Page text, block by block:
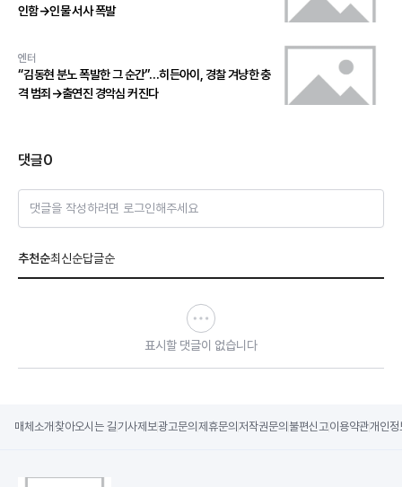
인함→인물 서사 폭발
엔터
“김동현 분노 폭발한 그 순간”…히든아이, 경찰 겨냥한 충
격 범죄→출연진 경악심 커진다
댓글0
댓글을 작성하려면 로그인해주세요
추천순최신순답글순
표시할 댓글이 없습니다
매체소개 찾아오시는 길기사제보광고문의 제휴문의 저작권문의 불편신고이용약관개인정